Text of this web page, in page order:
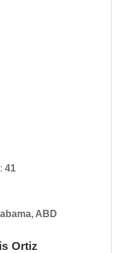
41
ABD
Ortiz